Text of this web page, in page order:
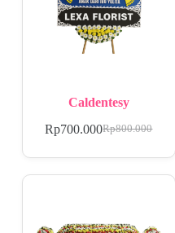
Caldentesy
Rp800.000
Rp700.000